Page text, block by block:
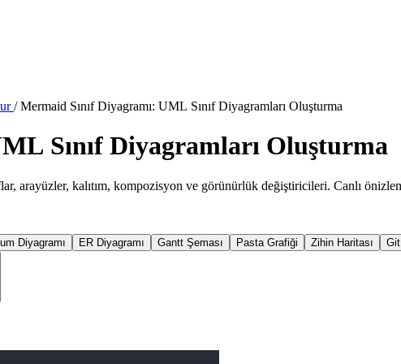
/ Mermaid Sınıf Diyagramı: UML Sınıf Diyagramları Oluşturma
Sınıf Diyagramları Oluşturma
arayüzler, kalıtım, kompozisyon ve görünürlük değiştiricileri. Canlı
Diyagramı ER Diyagramı Gantt Şeması Pasta Grafiği Zihin Haritası